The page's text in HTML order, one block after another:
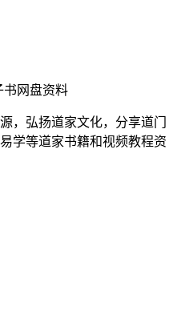
，弘扬道家文化，分享道门
学等道家书籍和视频教程资